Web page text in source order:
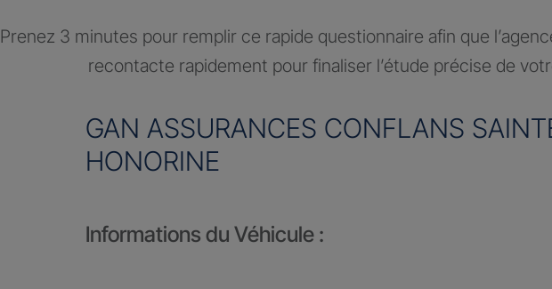
Prenez 3 minutes pour remplir ce rapide questionnaire afin que
recontacte rapidement pour finaliser l’étude précise de
GAN ASSURANCES CONFLANS
HONORINE
Informations du Véhicule :